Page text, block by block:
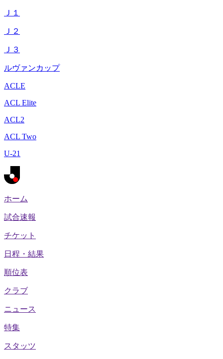
Ｊ１
Ｊ２
Ｊ３
ルヴァンカップ
ACLE
ACL Elite
ACL2
ACL Two
U-21
ホーム
試合速報
チケット
日程・結果
順位表
クラブ
ニュース
特集
スタッツ